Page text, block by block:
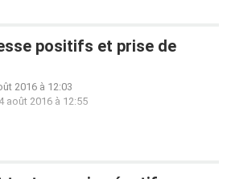
positifs et prise de
2016 à 12:03
août 2016 à 12:55